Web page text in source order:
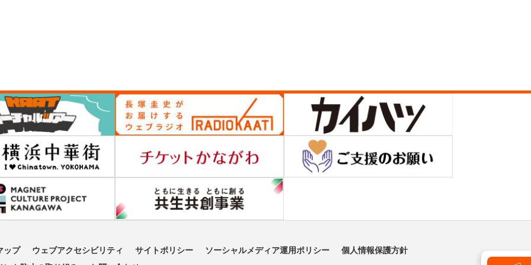
ップ ウェブアクセシビリティ サイトポリシー ソーシャルメディア運用ポリシー
個人情報保護方針